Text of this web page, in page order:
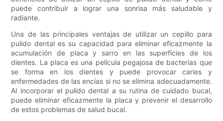
puede contribuir a lograr una sonrisa más saludable y
radiante.
Una de las principales ventajas de utilizar un cepillo para
pulido dental es su capacidad para eliminar eficazmente la
acumulación de placa y sarro en las superficies de los
dientes. La placa es una película pegajosa de bacterias que
se forma en los dientes y puede provocar caries y
enfermedades de las encías si no se elimina adecuadamente.
Al incorporar el pulido dental a su rutina de cuidado bucal,
puede eliminar eficazmente la placa y prevenir el desarrollo
de estos problemas de salud bucal.